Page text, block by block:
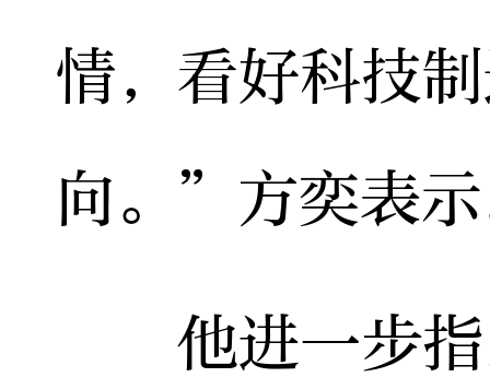
情，看好科技
向。”方奕表
他进一步指